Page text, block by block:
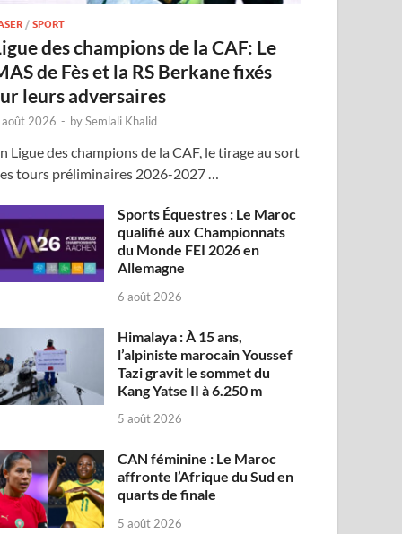
/SPORT
des champions de la CAF: Le
de Fès et la RS Berkane fixés
leurs adversaires
2026 - bySemlali Khalid
Ligue des champions de la CAF, le tirage au sort
tours préliminaires 2026-2027 …
Sports Équestres : Le Maroc
qualifié aux Championnats
du Monde FEI 2026 en
Allemagne
6 août 2026
Himalaya : À 15 ans,
l’alpiniste marocain Youssef
Tazi gravit le sommet du
Kang Yatse II à 6.250 m
5 août 2026
CAN féminine : Le Maroc
affronte l’Afrique du Sud en
quarts de finale
5 août 2026